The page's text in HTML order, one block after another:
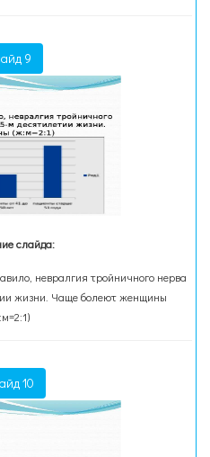
9
слайда:
невралгия тройничного нерва
жизни. Чаще болеют женщины
10